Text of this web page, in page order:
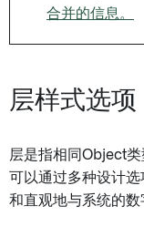
合并的信息。
层样式选项
层是指相同Object
可以通过多种设计
和直观地与系统的数